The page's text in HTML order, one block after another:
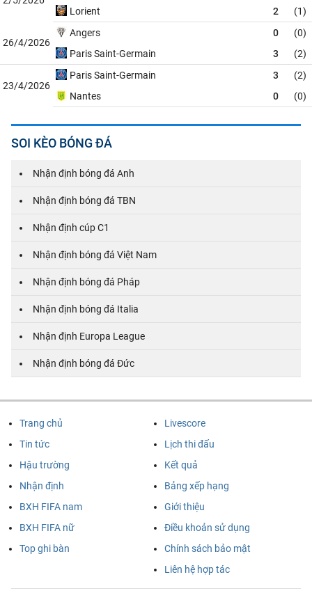
Lorient
2 (1)
26/4/2026
Angers 0
(0)
Paris Saint-Germain
3 (2)
23/4/2026
Paris Saint-Germain 3
(2)
Nantes
0 (0)
SOI KÈO BÓNG ĐÁ
Nhận định bóng đá Anh
Nhận định bóng đá TBN
Nhận định cúp C1
Nhận định bóng đá Việt Nam
Nhận định bóng đá Pháp
Nhận định bóng đá Italia
Nhận định Europa League
Nhận định bóng đá Đức
Trang chủ
Tin tức
Hậu trường
Nhận định
Livescore
Lịch thi đấu
Kết quả
Bảng xếp hạng
BXH FIFA nam
BXH FIFA nữ
Top ghi bàn
Giới thiệu
Điều khoản sử dụng
Chính sách bảo mật
Liên hệ hợp tác